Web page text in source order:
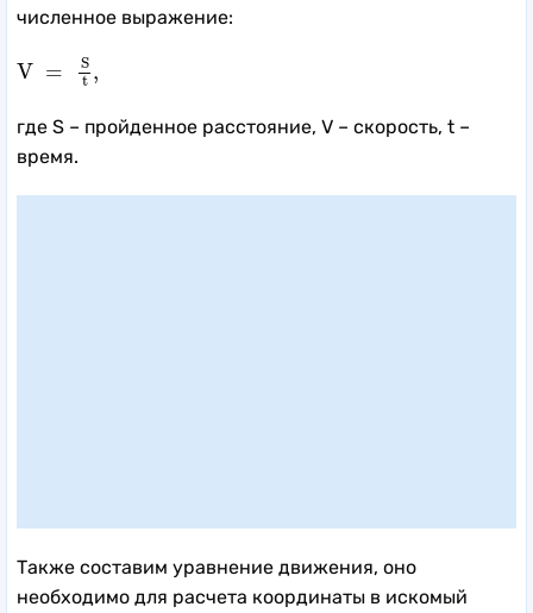
численное выражение:
V =
S
t ,
V=
где S – пройденное расстояние, V – скорость, t –
время.
Также составим уравнение движения, оно
необходимо для расчета координаты в искомый